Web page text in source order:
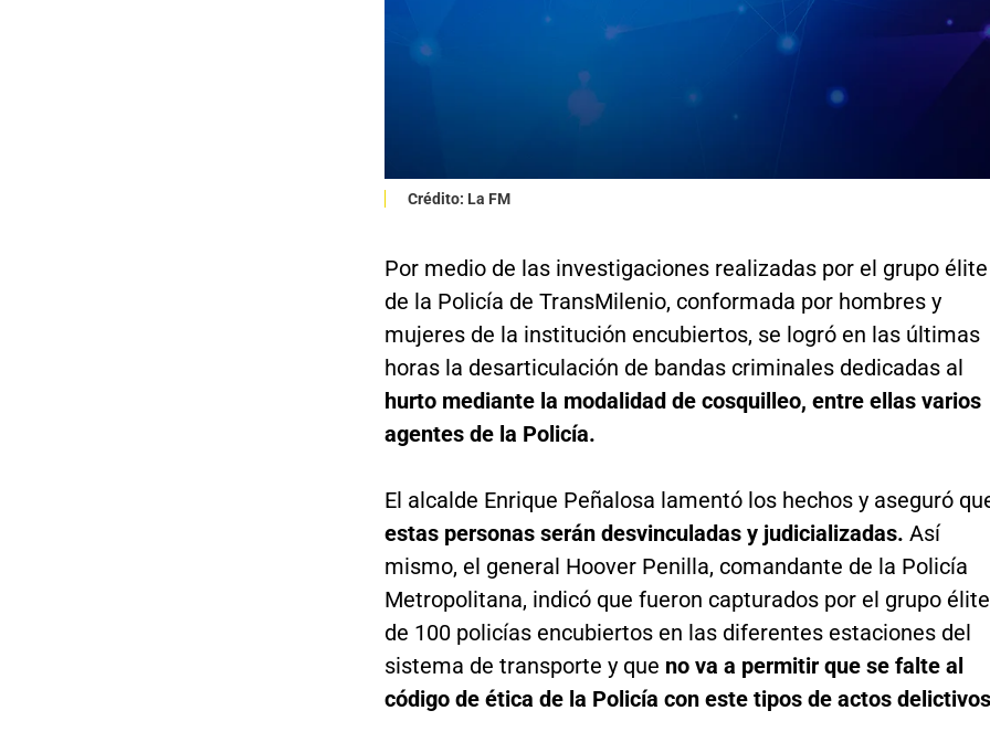
Crédito: La FM
Por medio de las investigaciones realizadas por el grupo élite
de la Policía de TransMilenio, conformada por hombres y
mujeres de la institución encubiertos, se logró en las últimas
horas la desarticulación de bandas criminales dedicadas al
hurto mediante la modalidad de cosquilleo, entre ellas varios
agentes de la Policía.
El alcalde Enrique Peñalosa lamentó los hechos y aseguró
estas personas serán desvinculadas y judicializadas. Así
mismo, el general Hoover Penilla, comandante de la Policía
Metropolitana, indicó que fueron capturados por el grupo élite
de 100 policías encubiertos en las diferentes estaciones del
sistema de transporte y que no va a permitir que se falte al
código de ética de la Policía con este tipos de actos